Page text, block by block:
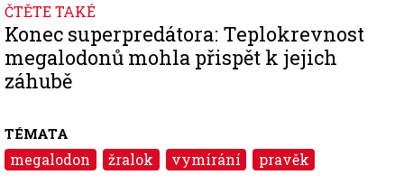
ČTĚTE TAKÉ
Konec superpredátora: Teplokrevnost
megalodonů mohla přispět k jejich
záhubě
TÉMATA
megalodon žralok vymírání pravěk